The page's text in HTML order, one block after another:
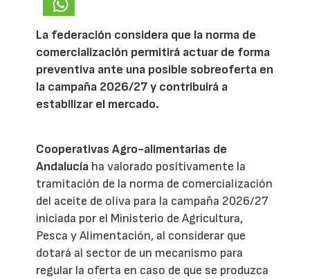
La federación considera que la norma de
comercialización permitirá actuar de forma
preventiva ante una posible sobreoferta en
la campaña 2026/27 y contribuirá a
estabilizar el mercado.
Cooperativas Agro-alimentarias de
Andalucía ha valorado positivamente la
tramitación de la norma de comercialización
del aceite de oliva para la campaña 2026/27
iniciada por el Ministerio de Agricultura,
Pesca y Alimentación, al considerar que
dotará al sector de un mecanismo para
regular la oferta en caso de que se produzca